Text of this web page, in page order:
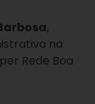
,
na
Rede Boa